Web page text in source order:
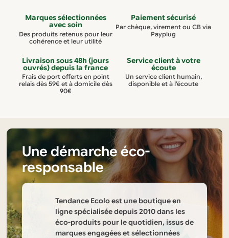
Marques sélectionnées
avec soin
Des produits retenus pour leur
cohérence et leur utilité
Paiement sécurisé
Par chèque, virement ou CB via
Payplug
Livraison sous 48h (jours
ouvrés) depuis la france
Frais de port offerts en point
relais dès 59€ et à domicile dès
90€
Service client à votre
écoute
Un service client humain,
disponible et à l’écoute
Une démarche éco-
responsable
Tendance Ecolo est une boutique en
ligne spécialisée depuis 2010 dans les
éco-produits pour le quotidien, issus de
marques engagées et sélectionnées